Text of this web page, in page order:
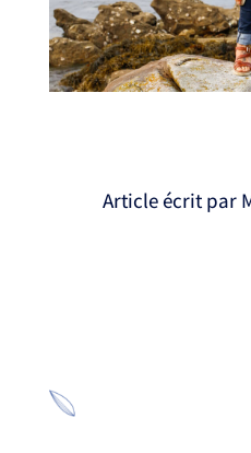
Article écrit par